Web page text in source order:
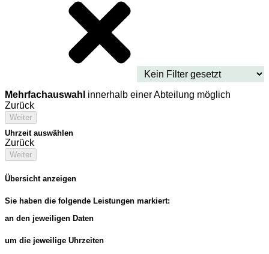
Mehrfachauswahl innerhalb einer Abteilung möglich
Zurück
Weiter
Uhrzeit auswählen
Zurück
Weiter
Übersicht anzeigen
Sie haben die folgende Leistungen markiert:
an den jeweiligen Daten
um die jeweilige Uhrzeiten